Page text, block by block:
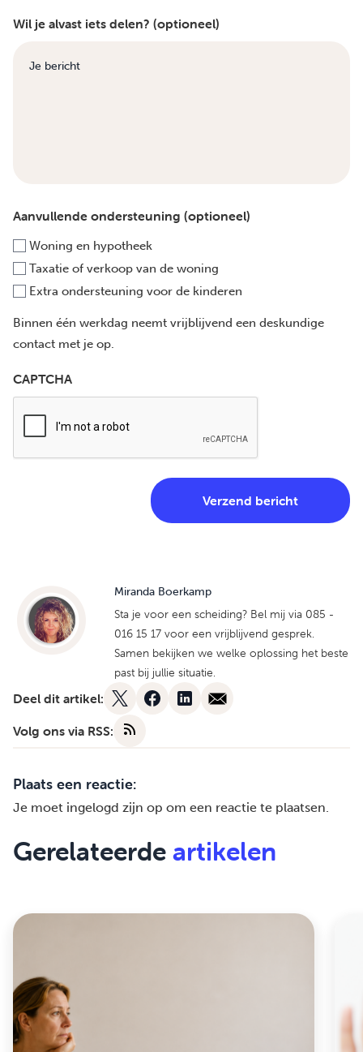
Wil je alvast iets delen? (optioneel)
Aanvullende ondersteuning (optioneel)
Woning en hypotheek
Taxatie of verkoop van de woning
Extra ondersteuning voor de kinderen
Binnen één werkdag neemt vrijblijvend een deskundige
contact met je op.
CAPTCHA
Miranda Boerkamp
Sta je voor een scheiding? Bel mij via 085 -
016 15 17 voor een vrijblijvend gesprek.
Samen bekijken we welke oplossing het beste
past bij jullie situatie.
Deel dit artikel:
Volg ons via RSS:
Plaats een reactie:
Je moet ingelogd zijn op om een reactie te plaatsen.
Gerelateerde artikelen